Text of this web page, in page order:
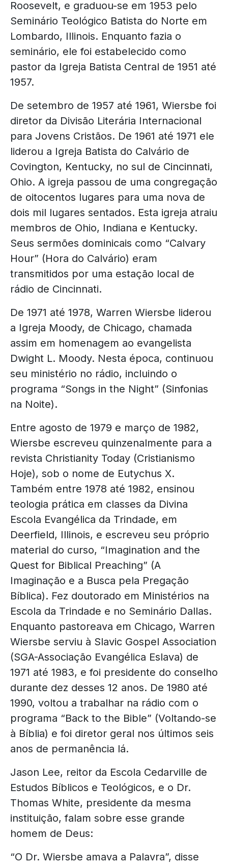
Roosevelt, e graduou-se em 1953 pelo
Seminário Teológico Batista do Norte em
Lombardo, Illinois. Enquanto fazia o
seminário, ele foi estabelecido como
pastor da Igreja Batista Central de 1951 até
1957.
De setembro de 1957 até 1961, Wiersbe foi
diretor da Divisão Literária Internacional
para Jovens Cristãos. De 1961 até 1971 ele
liderou a Igreja Batista do Calvário de
Covington, Kentucky, no sul de Cincinnati,
Ohio. A igreja passou de uma congregação
de oitocentos lugares para uma nova de
dois mil lugares sentados. Esta igreja atraiu
membros de Ohio, Indiana e Kentucky.
Seus sermões dominicais como “Calvary
Hour” (Hora do Calvário) eram
transmitidos por uma estação local de
rádio de Cincinnati.
De 1971 até 1978, Warren Wiersbe liderou
a Igreja Moody, de Chicago, chamada
assim em homenagem ao evangelista
Dwight L. Moody. Nesta época, continuou
seu ministério no rádio, incluindo o
programa “Songs in the Night” (Sinfonias
na Noite).
Entre agosto de 1979 e março de 1982,
Wiersbe escreveu quinzenalmente para a
revista Christianity Today (Cristianismo
Hoje), sob o nome de Eutychus X.
Também entre 1978 até 1982, ensinou
teologia prática em classes da Divina
Escola Evangélica da Trindade, em
Deerfield, Illinois, e escreveu seu próprio
material do curso, “Imagination and the
Quest for Biblical Preaching” (A
Imaginação e a Busca pela Pregação
Bíblica). Fez doutorado em Ministérios na
Escola da Trindade e no Seminário Dallas.
Enquanto pastoreava em Chicago, Warren
Wiersbe serviu à Slavic Gospel Association
(SGA-Associação Evangélica Eslava) de
1971 até 1983, e foi presidente do conselho
durante dez desses 12 anos. De 1980 até
1990, voltou a trabalhar na rádio com o
programa “Back to the Bible” (Voltando-se
à Bíblia) e foi diretor geral nos últimos seis
anos de permanência lá.
Jason Lee, reitor da Escola Cedarville de
Estudos Bíblicos e Teológicos, e o Dr.
Thomas White, presidente da mesma
instituição, falam sobre esse grande
homem de Deus:
“O Dr. Wiersbe amava a Palavra”, disse